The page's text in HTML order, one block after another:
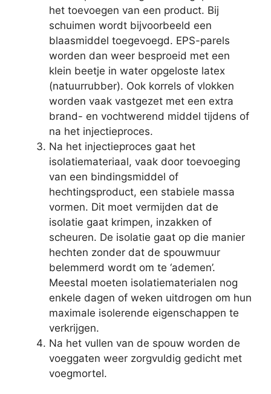
het toevoegen van een product. Bij
schuimen wordt bijvoorbeeld een
blaasmiddel toegevoegd. EPS-parels
worden dan weer besproeid met een
klein beetje in water opgeloste latex
(natuurrubber). Ook korrels of vlokken
worden vaak vastgezet met een extra
brand- en vochtwerend middel tijdens of
na het injectieproces.
Na het injectieproces gaat het
isolatiemateriaal, vaak door toevoeging
van een bindingsmiddel of
hechtingsproduct, een stabiele massa
vormen. Dit moet vermijden dat de
isolatie gaat krimpen, inzakken of
scheuren. De isolatie gaat op die manier
hechten zonder dat de spouwmuur
belemmerd wordt om te ‘ademen’.
Meestal moeten isolatiematerialen nog
enkele dagen of weken uitdrogen om hun
maximale isolerende eigenschappen te
verkrijgen.
Na het vullen van de spouw worden de
voeggaten weer zorgvuldig gedicht met
voegmortel.